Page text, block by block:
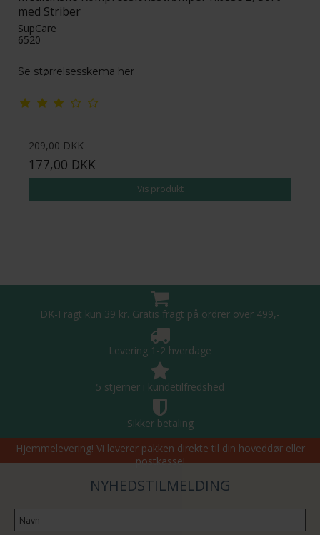
med Striber
SupCare
6520
Se størrelsesskema her
209,00 DKK
177,00 DKK
Vis produkt
DK-Fragt kun 39 kr. Gratis fragt på ordrer over 499,-
Levering 1-2 hverdage
5 stjerner i kundetilfredshed
Sikker betaling
Hjemmelevering! Vi leverer pakken direkte til din hoveddør eller
postkasse!
NYHEDSTILMELDING